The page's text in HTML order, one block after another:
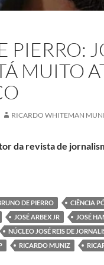
PIERRO:
MUITO
RICARDO WHITEMAN
da revista de
de Pierro: Jornalismo
DE PIERRO CIÊNCIA
JOSÉ ARBEX JR JOSÉ
NÚCLEO JOSÉ REIS DE
RICARDO MUNIZ